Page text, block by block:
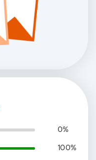
0%
100%